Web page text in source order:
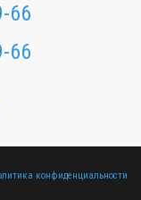
66
66
конфиденциальности